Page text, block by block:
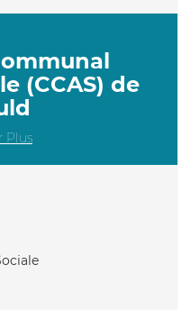
(CCAS) de
Plus